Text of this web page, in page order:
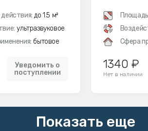
до 1.5 м²
ультразвуковое
бытовое
Уведомить о
поступлении
Сфера
1340 ₽
Нет в наличии
Показать еще